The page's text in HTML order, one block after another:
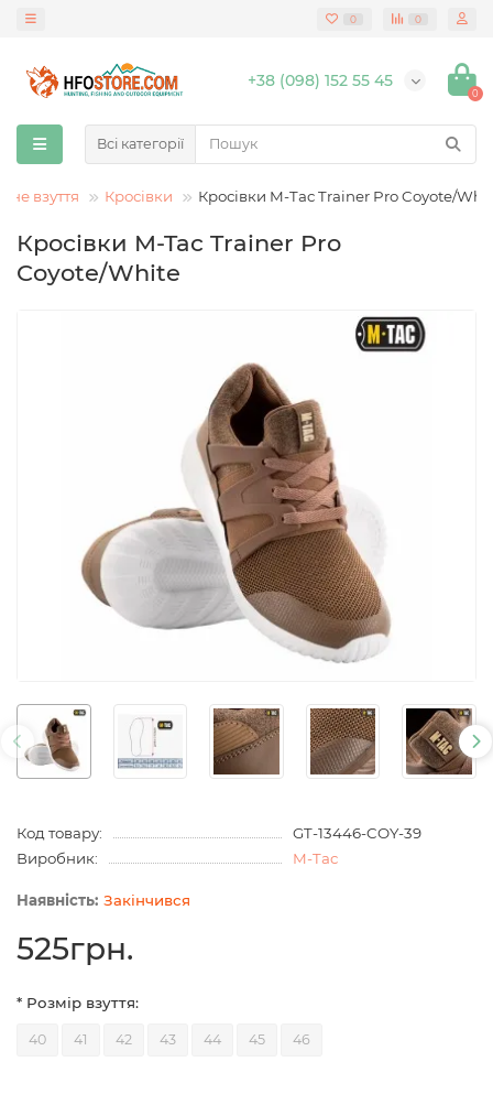
0 0
+38 (098) 152 55 45
0
Всі категорії
взуття Кросівки Кросівки M-Tac Trainer Pro Coyote/
Кросівки M-Tac Trainer Pro
Coyote/White
Код товару:
GT-13446-COY-39
Виробник:
M-Tac
Закінчився
525грн.
* Розмір взуття:
40 41 42 43 44 45 46